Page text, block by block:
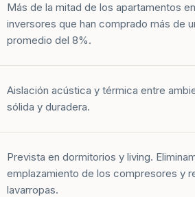
Más de la mitad de los apartamentos
inversores que han comprado más de
promedio del 8%.
Aislación acústica y térmica entre
sólida y duradera.
Prevista en dormitorios y living.
emplazamiento de los compresores y
lavarropas.